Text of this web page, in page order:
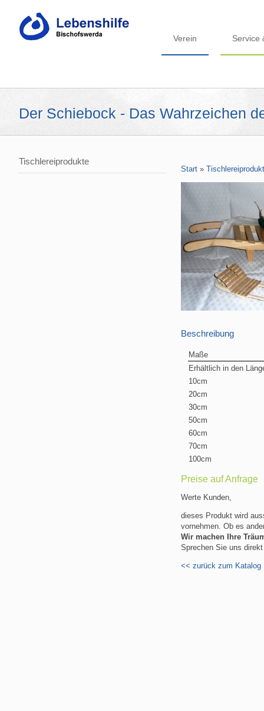
Verein Service
Der Schiebock - Das Wahrzeichen
Tischlereiprodukte
Start »
Beschreibung
Maße
Erhältlich in den
10cm
20cm
30cm
50cm
60cm
70cm
100cm
Preise auf Anfrage
Werte Kunden,
dieses Produkt wird
vornehmen. Ob es
Wir machen Ihre
Sprechen Sie uns
<< zurück zum Katalog